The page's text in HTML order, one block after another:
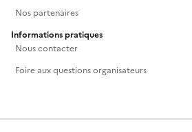
Nos partenaires
Informations pratiques
Nous contacter
Foire aux questions organisateurs